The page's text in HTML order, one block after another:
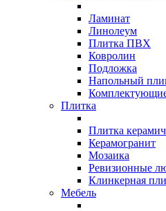
Ламинат
Линолеум
Плитка ПВХ
Ковролин
Подложка
Напольный
Плитка
Плитка
Керамогранит
Мозаика
Ревизионные
Клинкерная
Мебель